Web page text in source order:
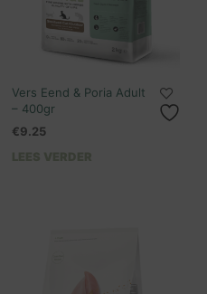
Vers Eend & Poria Adult
– 400gr
€9.25
LEES VERDER